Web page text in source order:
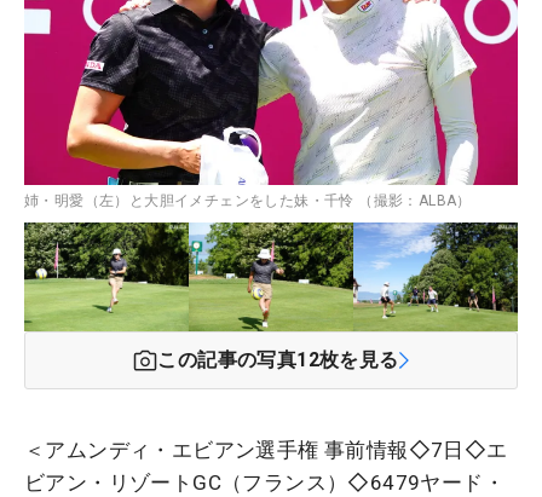
姉・明愛（左）と大胆イメチェンをした妹・千怜 （撮影：ALBA）
この記事の写真12枚を見る
＜アムンディ・エビアン選手権 事前情報◇7日◇エ
ビアン・リゾートGC（フランス）◇6479ヤード・